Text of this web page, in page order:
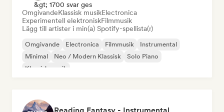
&gt; 1700 svar ges
OmgivandeKlassisk musikElectronica
Experimentell elektroniskFilmmusik
Lägg till artister i min(a) Spotify-spellista(r)
Omgivande Electronica Filmmusik
Instrumental
Minimal
Neo / Modern Klassisk
Solo Piano
Klassisk musik